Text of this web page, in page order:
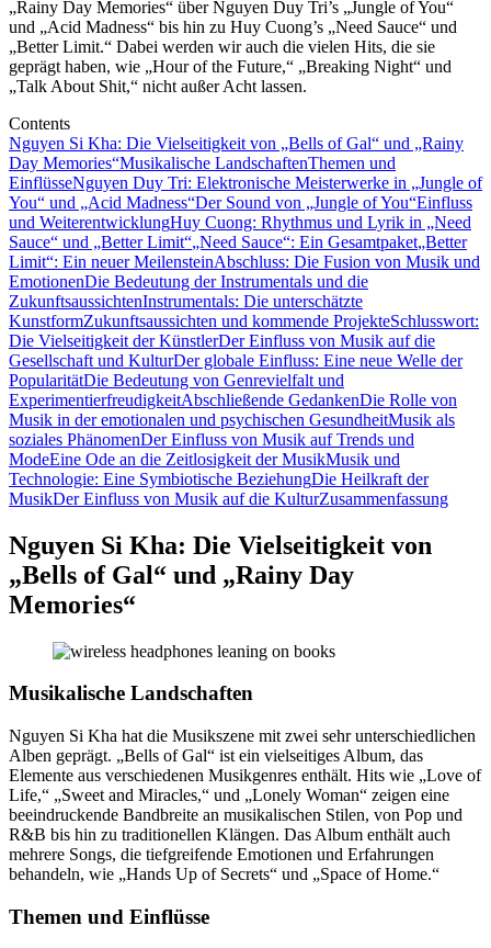
„Rainy Day Memories“ über Nguyen Duy Tri’s „Jungle of You“
und „Acid Madness“ bis hin zu Huy Cuong’s „Need Sauce“ und
„Better Limit.“ Dabei werden wir auch die vielen Hits, die sie
geprägt haben, wie „Hour of the Future,“ „Breaking Night“ und
„Talk About Shit,“ nicht außer Acht lassen.
Contents
Nguyen Si Kha: Die Vielseitigkeit von „Bells of Gal“ und „Rainy
Day Memories“Musikalische LandschaftenThemen und
EinflüsseNguyen Duy Tri: Elektronische Meisterwerke in „Jungle of
You“ und „Acid Madness“Der Sound von „Jungle of You“Einfluss
und WeiterentwicklungHuy Cuong: Rhythmus und Lyrik in „Need
Sauce“ und „Better Limit“„Need Sauce“: Ein Gesamtpaket„Better
Limit“: Ein neuer MeilensteinAbschluss: Die Fusion von Musik und
EmotionenDie Bedeutung der Instrumentals und die
ZukunftsaussichtenInstrumentals: Die unterschätzte
KunstformZukunftsaussichten und kommende ProjekteSchlusswort:
Die Vielseitigkeit der KünstlerDer Einfluss von Musik auf die
Gesellschaft und KulturDer globale Einfluss: Eine neue Welle der
PopularitätDie Bedeutung von Genrevielfalt und
ExperimentierfreudigkeitAbschließende GedankenDie Rolle von
Musik in der emotionalen und psychischen GesundheitMusik als
soziales PhänomenDer Einfluss von Musik auf Trends und
ModeEine Ode an die Zeitlosigkeit der MusikMusik und
Technologie: Eine Symbiotische BeziehungDie Heilkraft der
MusikDer Einfluss von Musik auf die KulturZusammenfassung
Nguyen Si Kha: Die Vielseitigkeit von
„Bells of Gal“ und „Rainy Day
Memories“
Musikalische Landschaften
Nguyen Si Kha hat die Musikszene mit zwei sehr unterschiedlichen
Alben geprägt. „Bells of Gal“ ist ein vielseitiges Album, das
Elemente aus verschiedenen Musikgenres enthält. Hits wie „Love of
Life,“ „Sweet and Miracles,“ und „Lonely Woman“ zeigen eine
beeindruckende Bandbreite an musikalischen Stilen, von Pop und
R&B bis hin zu traditionellen Klängen. Das Album enthält auch
mehrere Songs, die tiefgreifende Emotionen und Erfahrungen
behandeln, wie „Hands Up of Secrets“ und „Space of Home.“
Themen und Einflüsse